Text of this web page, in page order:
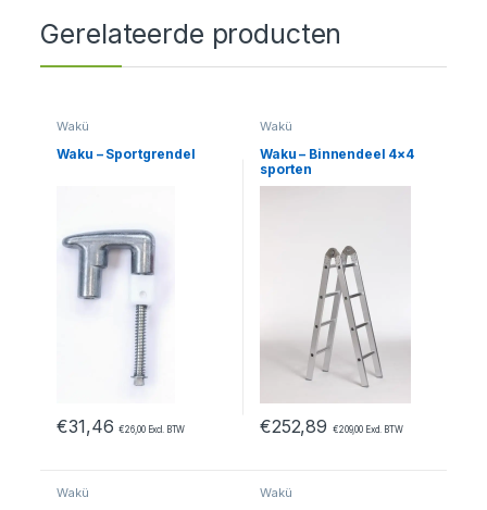
Gerelateerde producten
Wakü
Waku – Sportgrendel
€31,46 €26,00Excl. BTW
Wakü
Waku – Binnendeel 4×4
sporten
€252,89 €209,00Excl. BTW
Wakü Wakü